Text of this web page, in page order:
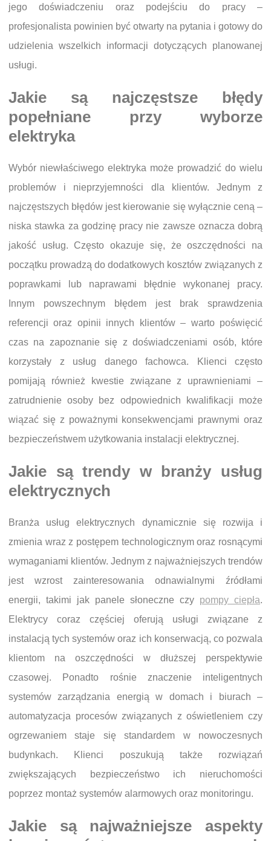
jego doświadczeniu oraz podejściu do pracy –
profesjonalista powinien być otwarty na pytania i gotowy do
udzielenia wszelkich informacji dotyczących planowanej
usługi.
Jakie są najczęstsze błędy
popełniane przy wyborze
elektryka
Wybór niewłaściwego elektryka może prowadzić do wielu
problemów i nieprzyjemności dla klientów. Jednym z
najczęstszych błędów jest kierowanie się wyłącznie ceną –
niska stawka za godzinę pracy nie zawsze oznacza dobrą
jakość usług. Często okazuje się, że oszczędności na
początku prowadzą do dodatkowych kosztów związanych z
poprawkami lub naprawami błędnie wykonanej pracy.
Innym powszechnym błędem jest brak sprawdzenia
referencji oraz opinii innych klientów – warto poświęcić
czas na zapoznanie się z doświadczeniami osób, które
korzystały z usług danego fachowca. Klienci często
pomijają również kwestie związane z uprawnieniami –
zatrudnienie osoby bez odpowiednich kwalifikacji może
wiązać się z poważnymi konsekwencjami prawnymi oraz
bezpieczeństwem użytkowania instalacji elektrycznej.
Jakie są trendy w branży usług
elektrycznych
Branża usług elektrycznych dynamicznie się rozwija i
zmienia wraz z postępem technologicznym oraz rosnącymi
wymaganiami klientów. Jednym z najważniejszych trendów
jest wzrost zainteresowania odnawialnymi źródłami
energii, takimi jak panele słoneczne czy pompy ciepła.
Elektrycy coraz częściej oferują usługi związane z
instalacją tych systemów oraz ich konserwacją, co pozwala
klientom na oszczędności w dłuższej perspektywie
czasowej. Ponadto rośnie znaczenie inteligentnych
systemów zarządzania energią w domach i biurach –
automatyzacja procesów związanych z oświetleniem czy
ogrzewaniem staje się standardem w nowoczesnych
budynkach. Klienci poszukują także rozwiązań
zwiększających bezpieczeństwo ich nieruchomości
poprzez montaż systemów alarmowych oraz monitoringu.
Jakie są najważniejsze aspekty